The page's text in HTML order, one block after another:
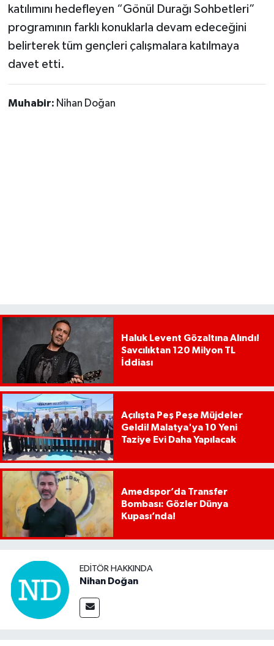
katılımını hedefleyen “Gönül Durağı Sohbetleri”
programının farklı konuklarla devam edeceğini
belirterek tüm gençleri çalışmalara katılmaya
davet etti.
Muhabir: Nihan Doğan
Haluk Levent Gözaltına Alındı!
Savcılıktan 120 Milyon TL
İddiası
Açılışta Peş Peşe Müjdeler
Geldi! Malatya'ya 10 Yeni
Taziye Evi Daha Yapılacak
Amedspor’da Transfer
Bombası: Gözler Dünya
Kupası’nda!
EDITÖR HAKKINDA
Nihan Doğan